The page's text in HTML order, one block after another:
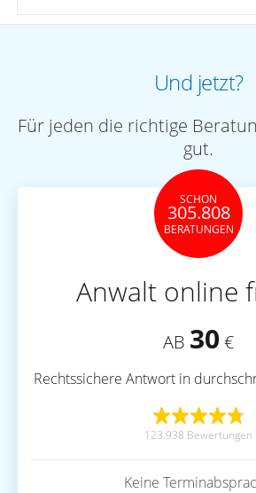
Und jetzt?
Für jeden die richtige
gut.
SCHON
305.808
BERATUNGEN
Anwalt online
AB 30 €
Rechtssichere Antwort in
123.938 Bewertungen
Keine